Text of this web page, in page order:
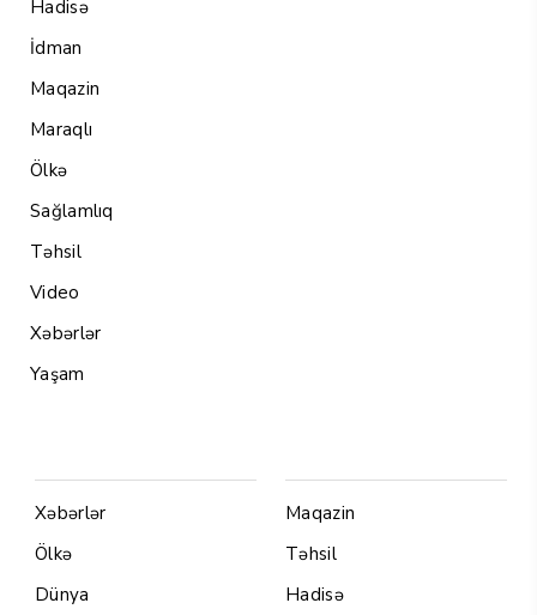
Hadisə
İdman
Maqazin
Maraqlı
Ölkə
Sağlamlıq
Təhsil
Video
Xəbərlər
Yaşam
Xəbərlər
Ölkə
Dünya
Maqazin
Təhsil
Hadisə